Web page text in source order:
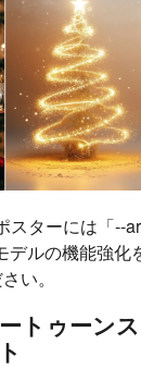
ターには「--ar
デルの機能強化
い。
トゥーン